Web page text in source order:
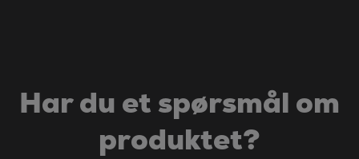
Har du et spørsmål om
produktet?